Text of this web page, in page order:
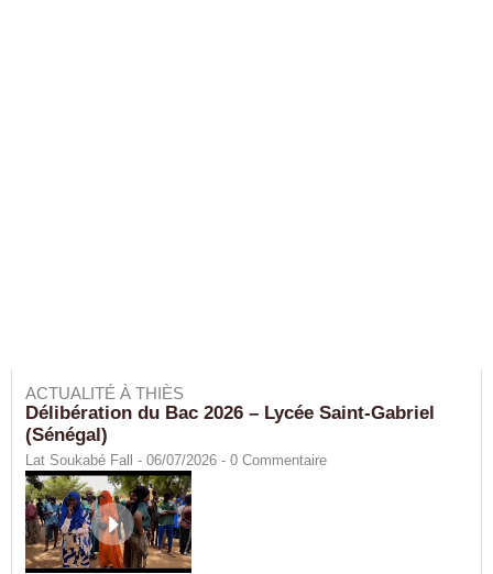
ACTUALITÉ À THIÈS
Délibération du Bac 2026 – Lycée Saint-Gabriel
(Sénégal)
Lat Soukabé Fall - 06/07/2026 - 0 Commentaire